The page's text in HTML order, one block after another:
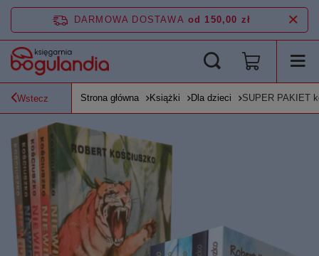
DARMOWA DOSTAWA od 150,00 zł
Wstecz Strona główna Książki Dla dzieci SUPER PAKIET